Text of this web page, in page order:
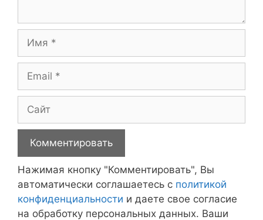
Нажимая кнопку "Комментировать", Вы
автоматически соглашаетесь с политикой
конфиденциальности и даете свое согласие
на обработку персональных данных. Ваши